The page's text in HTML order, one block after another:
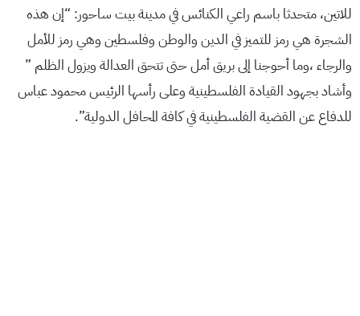
للاتين، متحدثا باسم راعي الكنائس في مدينة بيت ساحور: “إن هذه
الشجرة هي رمز للتميز في الدين والوطن وفلسطين وهي رمز للأمل
والرجاء ،وما أحوجنا إلى بريق أمل حتى تتحق العدالة ويزول الظلم ”
وأشاد بجهود القيادة الفلسطينية وعلى رأسها الرئيس محمود عباس
للدفاع عن القضية الفلسطينية في كافة المحافل الدولية”.